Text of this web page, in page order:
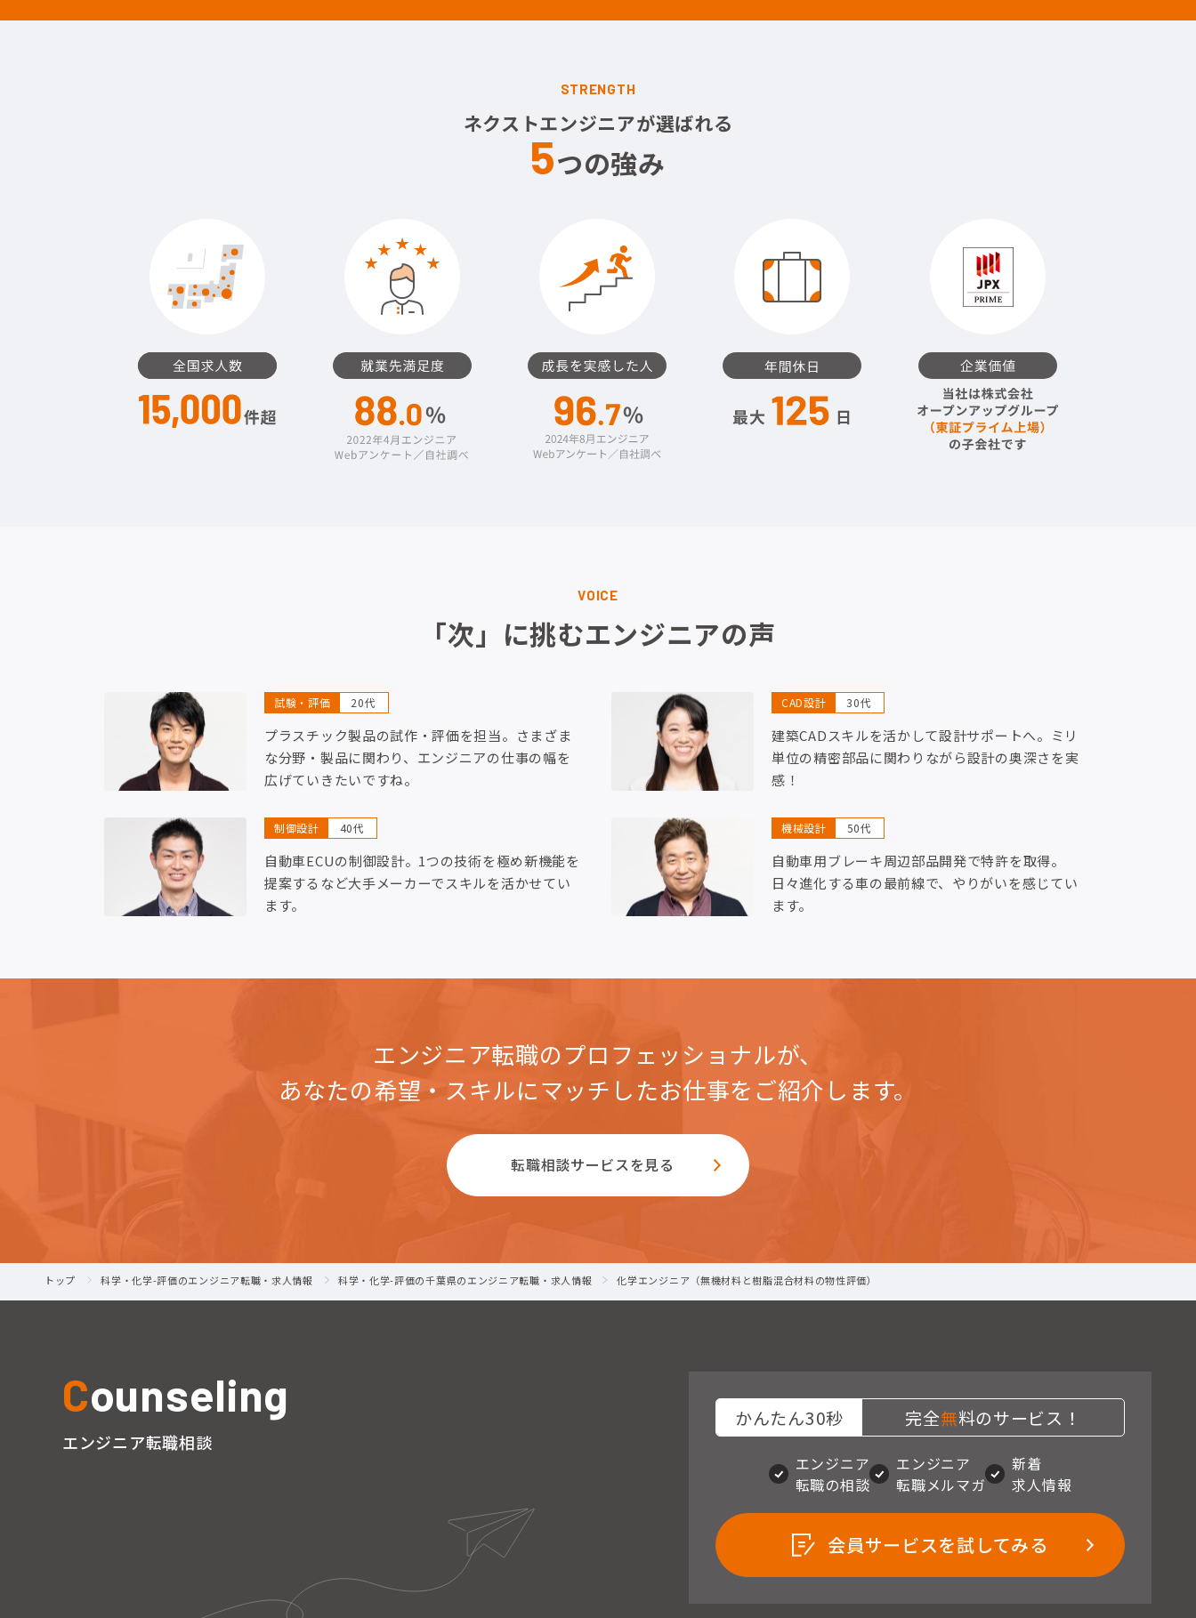
STRENGTH
ネクストエンジニアが選ばれる
5つの強み
VOICE
「次」に挑むエンジニアの声
試験・評価 20代
プラスチック製品の試作・評価を担当。さまざま
な分野・製品に関わり、エンジニアの仕事の幅を
広げていきたいですね。
CAD設計 30代
建築CADスキルを活かして設計サポートへ。ミリ
単位の精密部品に関わりながら設計の奥深さを実
感！
制御設計 40代
自動車ECUの制御設計。1つの技術を極め新機能を
提案するなど大手メーカーでスキルを活かせてい
ます。
機械設計 50代
自動車用ブレーキ周辺部品開発で特許を取得。
日々進化する車の最前線で、やりがいを感じてい
ます。
エンジニア転職のプロフェッショナルが、
あなたの希望・スキルにマッチしたお仕事をご紹介します。
転職相談サービスを見る
トップ 科学・化学-評価のエンジニア転職・求人情報 科学・化学-評価の千葉県のエンジニア転職・求人情報 化学エンジニア（無機材料と樹脂混合材料の物性評価）
Counseling
エンジニア転職相談
かんたん30秒 完全無料のサービス！
エンジニア
転職の相談
エンジニア
転職メルマガ
新着
求人情報
会員サービスを試してみる